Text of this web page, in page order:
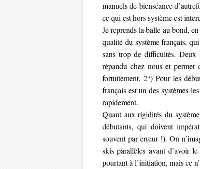
manuels de bienséance
ce qui est hors système est
Je reprends la balle au bond,
qualité du système français,
sans trop de difficultés. Deux
répandu chez nous et permet
fortuitement. 2°) Pour les
français est un des systèmes
rapidement.
Quant aux rigidités du
débutants, qui doivent
souvent par erreur !). On
skis parallèles avant d’avoir
pourtant à l’initiation, mais ce